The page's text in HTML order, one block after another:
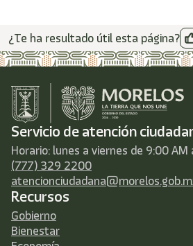
¿Te ha resultado útil esta página?
Servicio de atención
Horario: lunes a viernes de 9:00 AM
(777) 329 2200
Recursos
Gobierno
Bienestar